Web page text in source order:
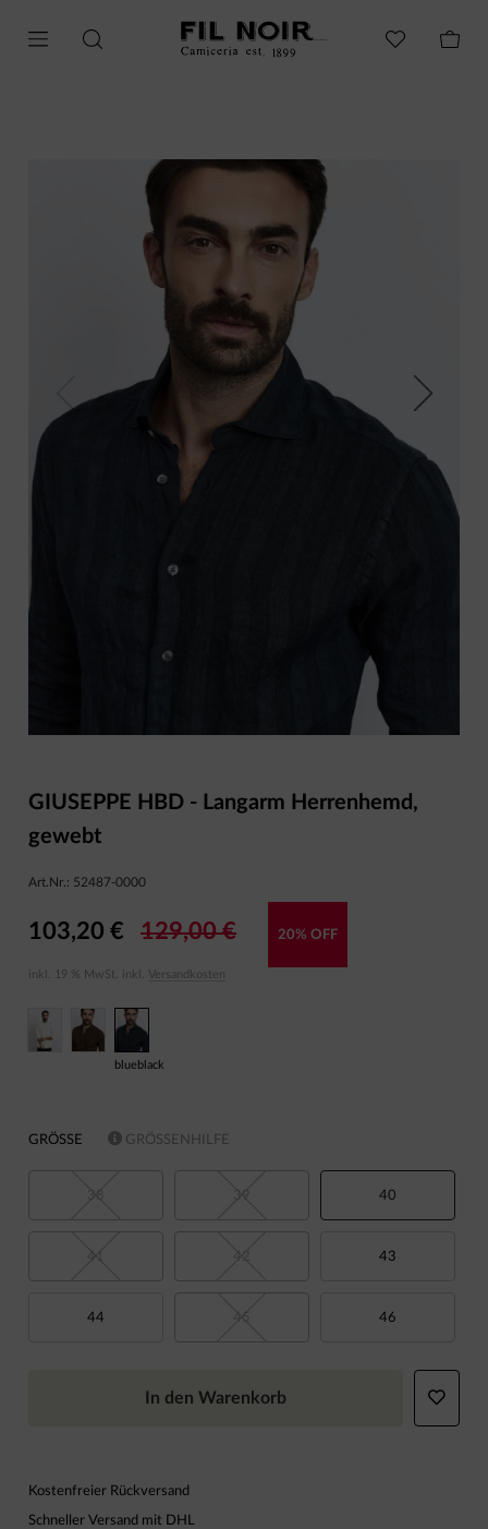
Next
GIUSEPPE HBD - Langarm Herrenhemd,
gewebt
Art.Nr.: 52487-0000
103,20 € 129,00 € 20% OFF
inkl. 19 % MwSt. inkl. Versandkosten
blueblack
GRÖSSE GRÖSSENHILFE
40
43
44 46
In den Warenkorb
Kostenfreier Rückversand
Schneller Versand mit DHL